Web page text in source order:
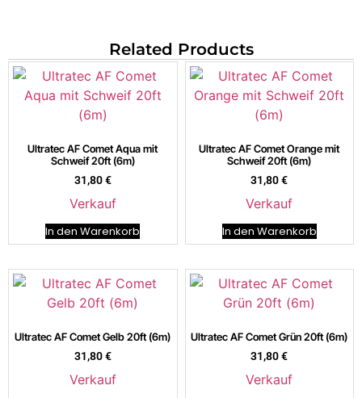
Related Products
Ultratec AF Comet Aqua mit
Schweif 20ft (6m)
31,80€
Verkauf
In den Warenkorb
Ultratec AF Comet Orange mit
Schweif 20ft (6m)
31,80€
Verkauf
In den Warenkorb
Ultratec AF Comet Gelb 20ft (6m)
31,80€
Verkauf
Ultratec AF Comet Grün 20ft (6m)
31,80€
Verkauf